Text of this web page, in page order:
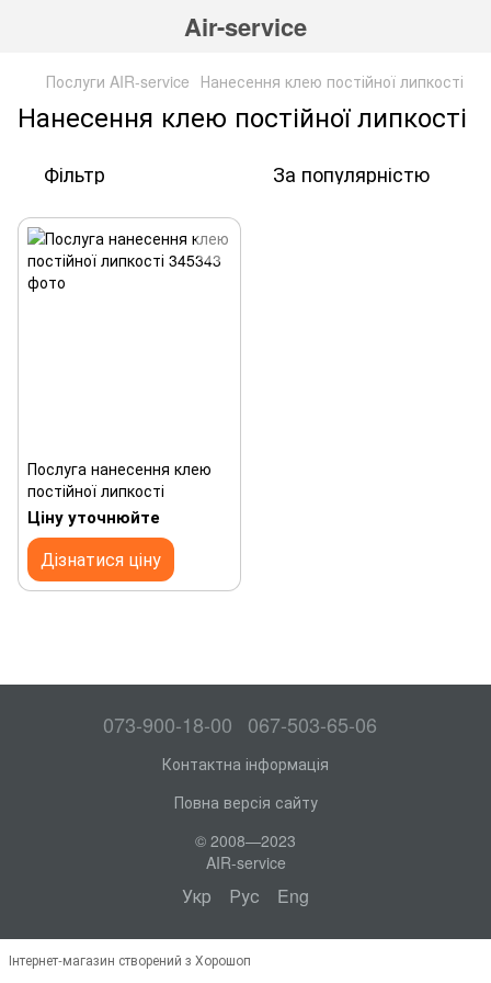
Air-service
Послуги AIR-service Нанесення клею постійної липкості
Нанесення клею постійної липкості
Фільтр За популярністю
Послуга нанесення клею
постійної липкості
Ціну уточнюйте
Дізнатися ціну
073-900-18-00 067-503-65-06
Контактна інформація
Повна версія сайту
© 2008—2023
AIR-service
Укр Рус Eng
Інтернет-магазин створений з Хорошоп